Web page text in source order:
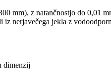
mm), z natančnostjo do 0,01
nerjavečega jekla z
dimenzij